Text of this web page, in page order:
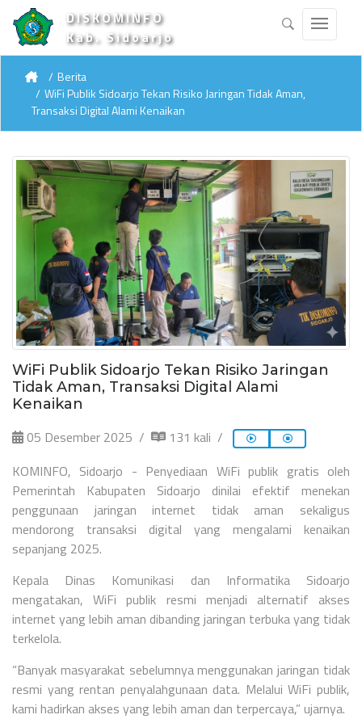
DISKOMINFO
Kab. Sidoarjo
Berita
WiFi Publik Sidoarjo Tekan Risiko Jaringan Tidak Aman,
Transaksi Digital Alami Kenaikan
WiFi Publik Sidoarjo Tekan Risiko Jaringan
Tidak Aman, Transaksi Digital Alami
Kenaikan
05 Desember 2025
131 kali
KOMINFO, Sidoarjo - Penyediaan WiFi publik gratis oleh
Pemerintah Kabupaten Sidoarjo dinilai efektif menekan
penggunaan jaringan internet tidak aman sekaligus
mendorong transaksi digital yang mengalami kenaikan
sepanjang 2025.
Kepala Dinas Komunikasi dan Informatika Sidoarjo
mengatakan, WiFi publik resmi menjadi alternatif akses
internet yang lebih aman dibanding jaringan terbuka yang tidak
terkelola.
“Banyak masyarakat sebelumnya menggunakan jaringan tidak
resmi yang rentan penyalahgunaan data. Melalui WiFi publik,
kami hadirkan akses yang lebih aman dan terpercaya,” ujarnya.